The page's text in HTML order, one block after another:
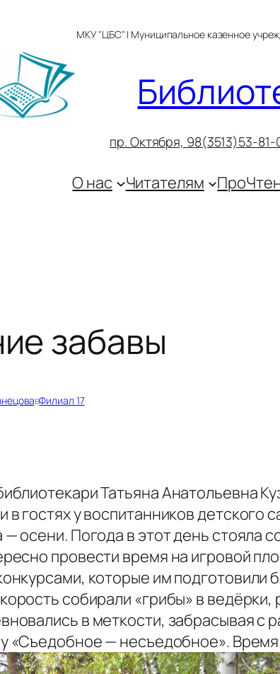
МКУ "ЦБС" | Муниципальное казенное
пр. Октября, 98(3513)53-81-
О нас Читателям
забавы
вФилиал 17
Татьяна Анатольевна
в гостях у воспитанников
осени. Погода в этот день стояла
провести время на игровой
которые им подготовили
собирали «грибы» в
в меткости, забрасывая с
«Съедобное — несъедобное».